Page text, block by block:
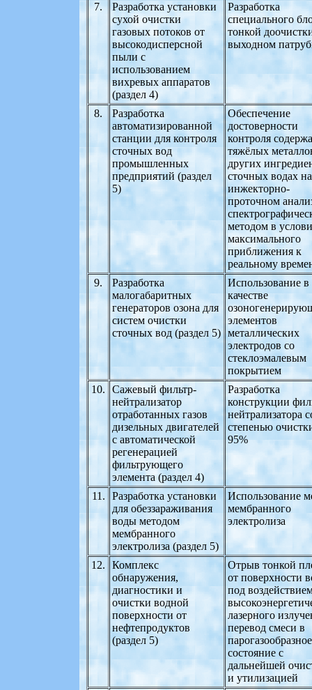
7.
Разработка установки
сухой очистки
газовых потоков от
высокодисперсной
пыли с
использованием
вихревых аппаратов
(раздел 4)
Разработка
специального
тонкой
выходном
8.
Разработка
автоматизированной
станции для контроля
сточных вод
промышленных
предприятий (раздел
5)
Обеспечение
достоверности
контроля
тяжёлых
других
сточных водах на
инжекторно-
проточном
методом в
максимального
приближения к
реальному
9.
Разработка
малогабаритных
генераторов озона для
систем очистки
сточных вод (раздел 5)
Использование в
качестве
элементов
металлических
электродов со
стеклоэмалевым
покрытием
10.
Сажевый фильтр-
нейтрализатор
отработанных газов
дизельных двигателей
с автоматической
регенерацией
фильтрующего
элемента (раздел 4)
Разработка
конструкции
нейтрализатора
степенью
95%
11.
Разработка установки
для обеззараживания
воды методом
мембранного
электролиза (раздел 5)
Использование
мембранного
электролиза
12.
Комплекс
обнаружения,
диагностики и
очистки водной
поверхности от
нефтепродуктов
(раздел 5)
Отрыв тонкой
от поверхности
под
лазерного
перевод смеси в
парогазообразное
состояние с
дальнейшей
и утилизацией